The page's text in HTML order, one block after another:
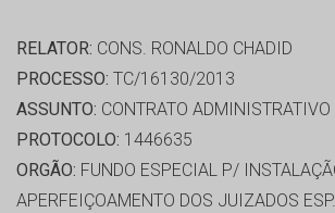
RELATOR: CONS. RONALDO CHADID
PROCESSO: TC/16130/2013
ASSUNTO: CONTRATO
PROTOCOLO: 1446635
ORGÃO: FUNDO ESPECIAL P/
APERFEIÇOAMENTO DOS JUIZADOS